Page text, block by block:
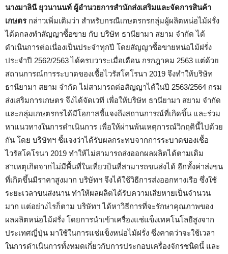
นางมาลินี ยุวนานนท์ ผู้อำนวยการสำนักส่งเสริมและจัดการสินค้า
เกษตรกล่าวเพิ่มเติมว่า สำหรับกรณีเกษตรกรกลุ่มผู้ผลิตหน่อไม้ฝรั่ง
ได้ตกลงทำสัญญาซื้อขาย กับ บริษัท ธานียามา สยาม จำกัด ได้
ดำเนินการต่อเนื่องเป็นประจำทุกปี โดยสัญญาซื้อขายหน่อไม้ฝรั่ง
ประจำปี 2562/2563 ได้ครบวาระเมื่อเดือน กรกฎาคม 2563 แต่ด้วย
สถานการณ์การระบาดของเชื้อไวรัสโคโรนา 2019 จึงทำให้บริษัท
ธานียามา สยาม จำกัด ไม่สามารถต่อสัญญาได้ในปี 2563/2564 กรม
ส่งเสริมการเกษตร จึงได้จัดเวที เพื่อให้บริษัท ธานียามา สยาม จำกัด
และกลุ่มเกษตรกรได้มีโอกาสชี้แจงถึงสถานการณ์ที่เกิดขึ้น และร่วม
หาแนวทางในการดำเนินการ เพื่อให้ผ่านพ้นเหตุการณ์วิกฤตินี้ไปด้วย
กัน โดย บริษัทฯ ชี้แจงว่าได้รับผลกระทบจากการระบาดของเชื้อ
ไวรัสโคโรนา 2019 ทำให้ไม่สามารถส่งออกผลผลิตได้ตามเดิม
สาเหตุเกิดจากไม่มีพื้นที่ในเที่ยวบินที่สามารถขนส่งได้ อีกทั้งค่าส่งขน
ที่เกิดขึ้นมีราคาสูงมาก บริษัทฯ จึงได้ใช้วิธีการส่งออกทางเรือ ซึ่งใช้
ระยะเวลาขนส่งนาน ทำให้ผลผลิตได้รับความเสียหายเป็นจำนวน
มาก แต่อย่างไรก็ตาม บริษัทฯ ได้หาวิธีการที่จะรักษาคุณภาพของ
ผลผลิตหน่อไม้ฝรั่ง โดยการนำเข้าเครื่องแช่แข็งเทคโนโลยีสูงจาก
ประเทศญี่ปุ่น มาใช้ในการแช่แข็งหน่อไม้ฝรั่ง ซึ่งคาดว่าจะใช้เวลา
ในการดำเนินการทั้งหมดเกี่ยวกับการประกอบเครื่องจักรชนิดนี้ และ